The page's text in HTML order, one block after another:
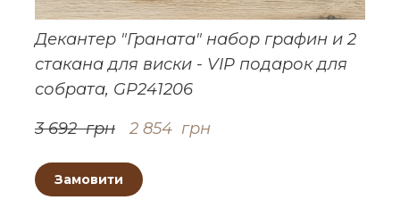
Декантер "Граната" набор графин и 2
стакана для виски - VIP подарок для
собрата, GP241206
3 692  грн
2 854  грн
Замовити